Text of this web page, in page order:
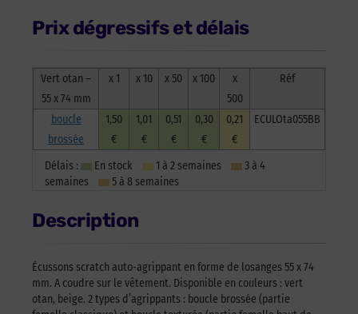
boucle
brossée
Prix dégressifs et délais
Vert otan –
55 x 74 mm
x 1 x 10 x 50 x 100
x
500
Réf
boucle
brossée
1,50
€
1,01
€
0,51
€
0,30
€
0,21
€
ECULOta055BB
Délais : En stock 1 à 2 semaines
3 à 4
semaines
5 à 8 semaines
Description
Écussons scratch auto-agrippant en forme de losanges 55 x 74
mm. A coudre sur le vêtement. Disponible en couleurs : vert
otan, beige. 2 types d’agrippants : boucle brossée (partie